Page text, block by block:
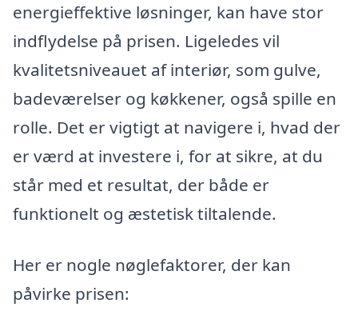
energieffektive løsninger, kan have stor
indflydelse på prisen. Ligeledes vil
kvalitetsniveauet af interiør, som gulve,
badeværelser og køkkener, også spille en
rolle. Det er vigtigt at navigere i, hvad der
er værd at investere i, for at sikre, at du
står med et resultat, der både er
funktionelt og æstetisk tiltalende.
Her er nogle nøglefaktorer, der kan
påvirke prisen: